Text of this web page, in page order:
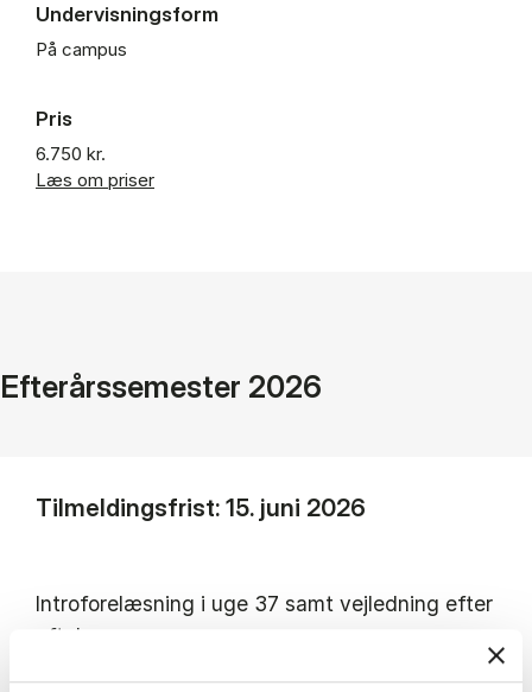
Undervisningsform
På campus
Pris
6.750 kr.
Læs om priser
Efterårssemester 2026
Tilmeldingsfrist: 15. juni 2026
Introforelæsning i uge 37 samt vejledning efter
aftale